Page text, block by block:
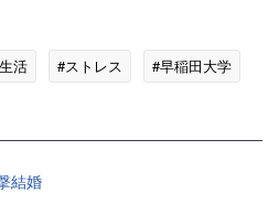
活 #ストレス #早稲田大学
結婚